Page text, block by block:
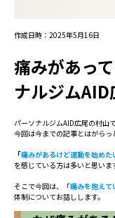
作成日時：2025年5月16日
痛みがあっ
ナルジム
パーソナルジムAID広尾の村山で
今回は今までの記事とはがらっ
「痛みがあるけど運動を始めた
を感じている方は多いと思いま
そこで今回は、「痛みを抱えて
体制についてお話しします。